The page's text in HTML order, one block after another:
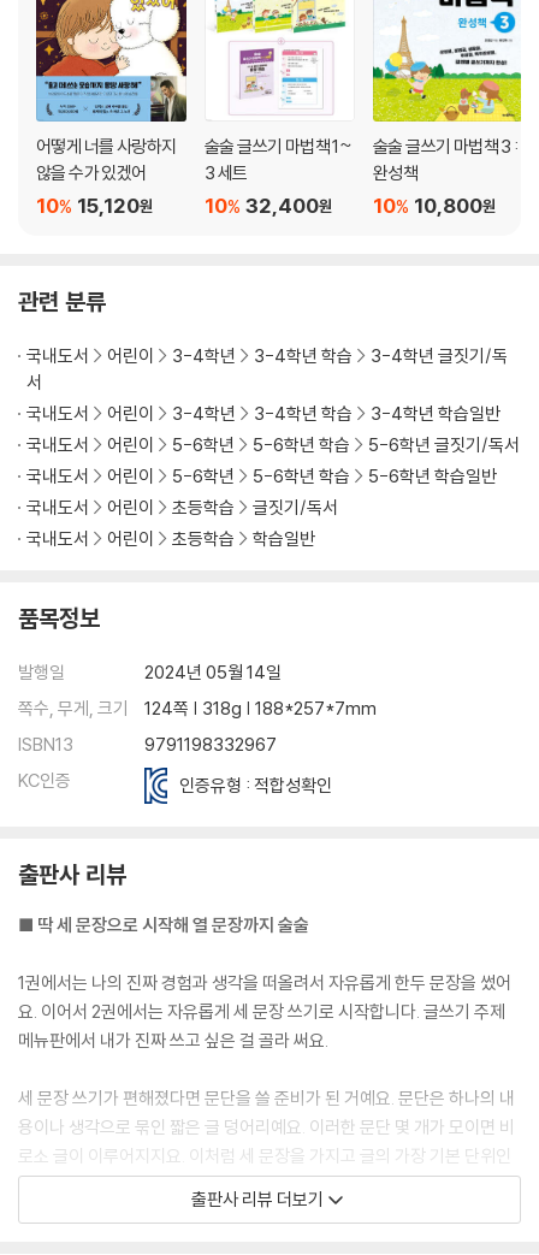
세 문단 생활글을 이해해요 110
세 문단 설명글을 이해해요 112
세 문단 독후 감상글을 이해해요 114
세 문단을 써요 116
지도하는 분을 위한 예시 답 119
어떻게 너를 사랑하지
않을 수가 있겠어
15,120원
10%
술술 글쓰기 마법책 1~
3 세트
32,400원
10%
술술 글쓰기 마법책 3 :
완성책
10,800원
10%
관련 분류
국내도서 어린이 3-4학년 3-4학년 학습
3-4학년 글짓기/독
서
국내도서
어린이 3-4학년 3-4학년 학습
3-4학년 학습일반
국내도서
어린이 5-6학년 5-6학년 학습
5-6학년 글짓기/독서
국내도서
어린이 5-6학년 5-6학년 학습
5-6학년 학습일반
국내도서
어린이 초등학습
글짓기/독서
국내도서
어린이 초등학습 학습일반
품목정보
발행일
2024년 05월 14일
쪽수, 무게, 크기
124쪽 | 318g | 188*257*7mm
ISBN13
9791198332967
KC인증
인증유형 : 적합성확인
출판사 리뷰
■ 딱 세 문장으로 시작해 열 문장까지 술술
1권에서는 나의 진짜 경험과 생각을 떠올려서 자유롭게 한두 문장을 썼어
요. 이어서 2권에서는 자유롭게 세 문장 쓰기로 시작합니다. 글쓰기 주제
메뉴판에서 내가 진짜 쓰고 싶은 걸 골라 써요.
세 문장 쓰기가 편해졌다면 문단을 쓸 준비가 된 거예요. 문단은 하나의 내
용이나 생각으로 묶인 짧은 글 덩어리예요. 이러한 문단 몇 개가 모이면 비
로소 글이 이루어지지요. 이처럼 세 문장을 가지고 글의 가장 기본 단위인
한 문단을 완성해 봐요. 한 문단 쓰기가 익숙해지면 긴 글쓰기가 이미 절반
출판사 리뷰 더보기